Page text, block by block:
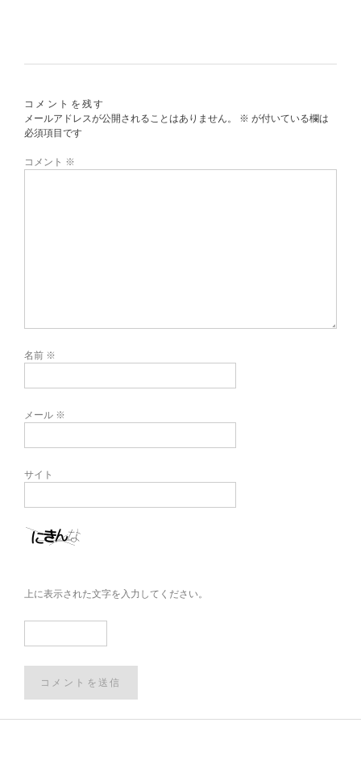
コメントを残す
メールアドレスが公開されることはありません。
※ が付いている欄は
必須項目です
コメント ※
名前 ※
メール ※
サイト
上に表示された文字を入力してください。